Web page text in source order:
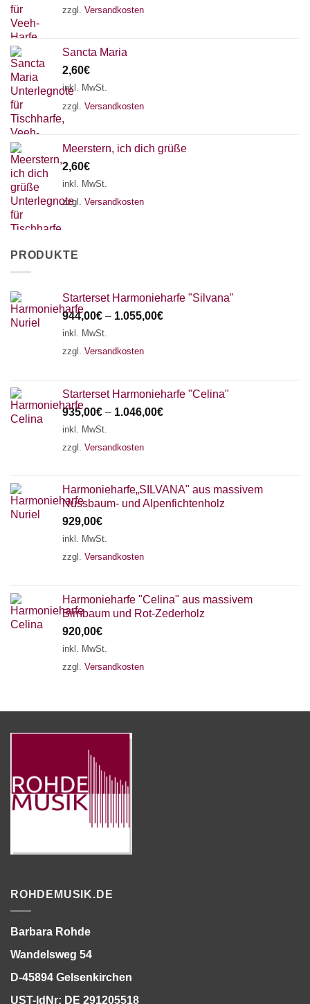
zzgl. Versandkosten
Sancta Maria
2,60€
inkl. MwSt.
zzgl. Versandkosten
Meerstern, ich dich grüße
2,60€
inkl. MwSt.
zzgl. Versandkosten
PRODUKTE
Starterset Harmonieharfe "Silvana"
944,00€ – 1.055,00€
inkl. MwSt.
zzgl. Versandkosten
Starterset Harmonieharfe "Celina"
935,00€ – 1.046,00€
inkl. MwSt.
zzgl. Versandkosten
Harmonieharfe„SILVANA" aus massivem
Nussbaum- und Alpenfichtenholz
929,00€
inkl. MwSt.
zzgl. Versandkosten
Harmonieharfe "Celina" aus massivem
Birnbaum und Rot-Zederholz
920,00€
inkl. MwSt.
zzgl. Versandkosten
ROHDEMUSIK.DE
Barbara Rohde
Wandelsweg 54
D-45894 Gelsenkirchen
UST-IdNr: DE 291205518